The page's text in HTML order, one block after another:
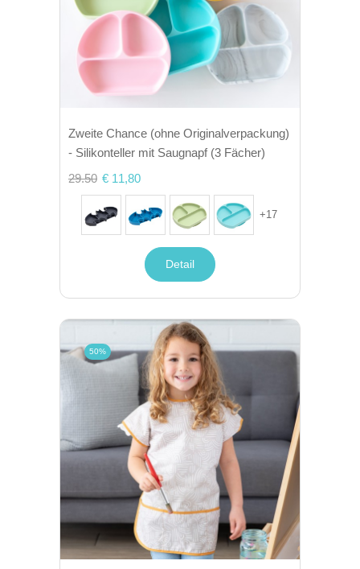
Zweite Chance (ohne Originalverpackung)
- Silikonteller mit Saugnapf (3 Fächer)
29.50 € 11,80
+17
Detail
50%